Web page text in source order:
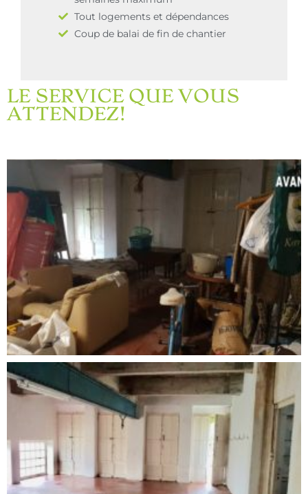
Tout logements et dépendances
Coup de balai de fin de chantier
LE SERVICE QUE VOUS
ATTENDEZ!